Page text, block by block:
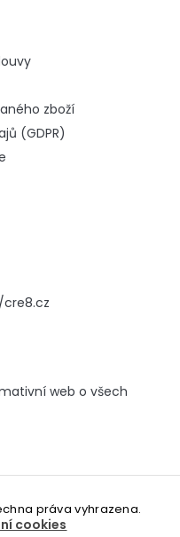
zboží
(GDPR)
web o všech
práva vyhrazena.
cookies